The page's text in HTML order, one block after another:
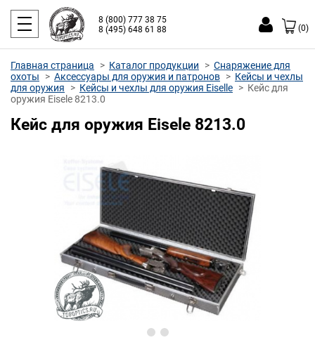
8 (800) 777 38 75
8 (495) 648 61 88
(0)
Главная страница Каталог продукции
Снаряжение для
охоты
Аксессуары для оружия и патронов
Кейсы и чехлы
для оружия
Кейсы и чехлы для оружия Eiselle
Кейс для
оружия Eisele 8213.0
Кейс для оружия Eisele 8213.0